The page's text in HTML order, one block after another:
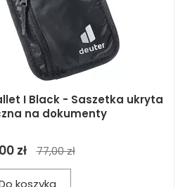
I Black - Saszetka ukryta
na dokumenty
zł 77,00 zł
koszyka